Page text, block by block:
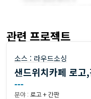
관련 프로젝트
소스 : 라우드소싱
샌드위치카페 로
---
분야 : 로고 + 간판